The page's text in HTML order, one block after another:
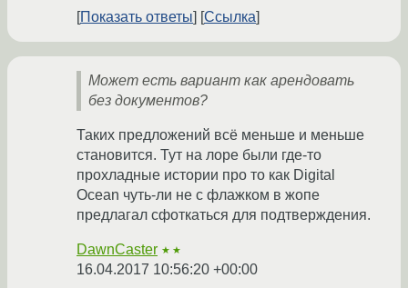
Показать ответы Ссылка
Может есть вариант как арендовать
без документов?
Таких предложений всё меньше и меньше
становится. Тут на лоре были где-то
прохладные истории про то как Digital
Ocean чуть-ли не с флажком в жопе
предлагал сфоткаться для подтверждения.
DawnCaster ★★
16.04.2017 10:56:20 +00:00